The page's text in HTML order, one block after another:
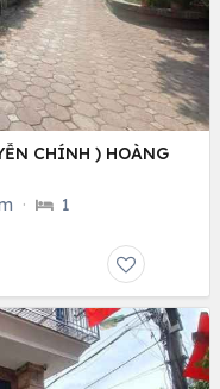
CHÍNH ) HOÀNG
· 1